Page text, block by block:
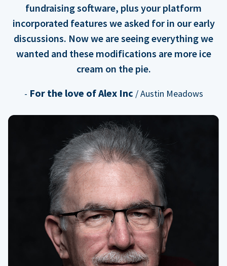
fundraising software, plus your platform
incorporated features we asked for in our early
discussions. Now we are seeing everything we
wanted and these modifications are more ice
cream on the pie.
- For the love of Alex Inc / Austin Meadows